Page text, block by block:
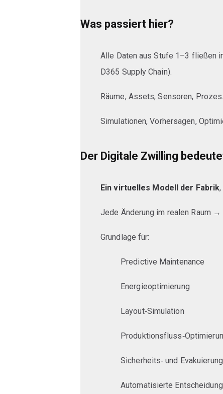
Was passiert hier?
Alle Daten aus Stufe 1–3 fließen
D365 Supply Chain).
Räume, Assets, Sensoren,
Simulationen, Vorhersagen,
Der Digitale Zwilling
Ein virtuelles Modell der Fabrik
Jede Änderung im realen Raum
Grundlage für:
Predictive Maintenance
Energieoptimierung
Layout‑Simulation
Sicherheits‑ und
Automatisierte